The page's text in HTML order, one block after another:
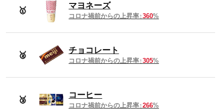
2024年12月 695円
2024年10月
2024年9月 683円
🥇
マヨネーズ
コロナ禍前からの上昇率 360%
🥈
チョコレート
コロナ禍前からの上昇率 305%
🥉
コーヒー
コロナ禍前からの上昇率 266%